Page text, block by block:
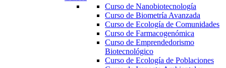
Curso de Nanobiotecnología
Curso de Biometría Avanzada
Curso de Ecología de Comunidades
Curso de Farmacogenómica
Curso de Emprendedorismo
Biotecnológico
Curso de Ecología de Poblaciones